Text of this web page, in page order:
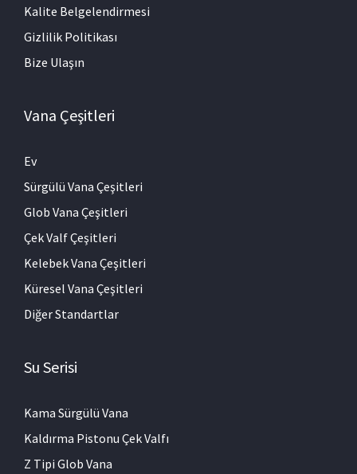
Kalite Belgelendirmesi
Gizlilik Politikası
Bize Ulaşın
Vana Çeşitleri
Ev
Sürgülü Vana Çeşitleri
Glob Vana Çeşitleri
Çek Valf Çeşitleri
Kelebek Vana Çeşitleri
Küresel Vana Çeşitleri
Diğer Standartlar
Su Serisi
Kama Sürgülü Vana
Kaldırma Pistonu Çek Valfı
Z Tipi Glob Vana